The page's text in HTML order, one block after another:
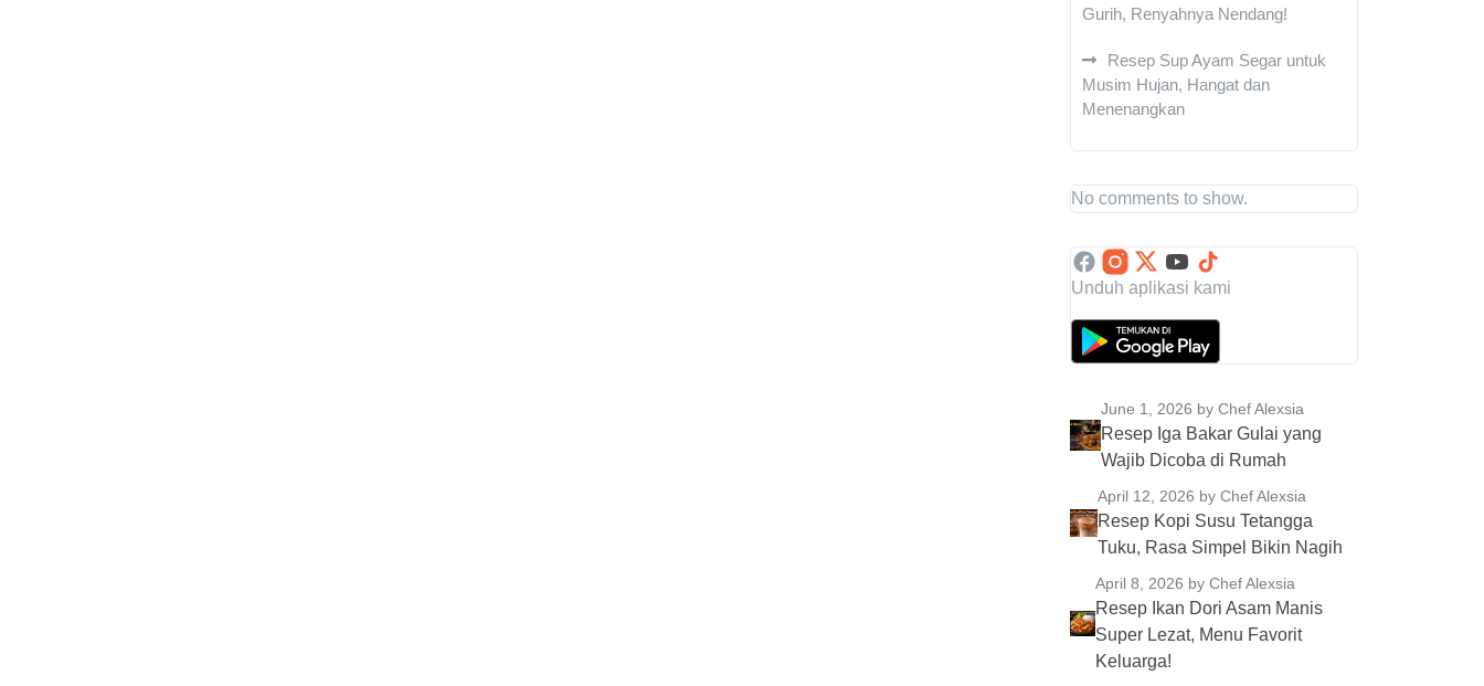
Gurih, Renyahnya Nendang!
Resep Sup Ayam Segar untuk
Musim Hujan, Hangat dan
Menenangkan
No comments to show.
Unduh aplikasi kami
June 1, 2026 by Chef Alexsia
Resep Iga Bakar Gulai yang
Wajib Dicoba di Rumah
April 12, 2026 by Chef Alexsia
Resep Kopi Susu Tetangga
Tuku, Rasa Simpel Bikin Nagih
April 8, 2026 by Chef Alexsia
Resep Ikan Dori Asam Manis
Super Lezat, Menu Favorit
Keluarga!